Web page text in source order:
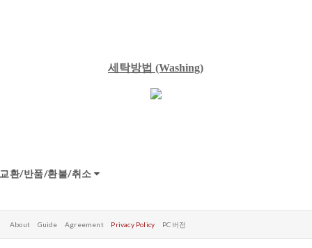
세탁방법 (Washing)
교환/반품/환불/취소
About Guide Agreement Privacy Policy PC 버전